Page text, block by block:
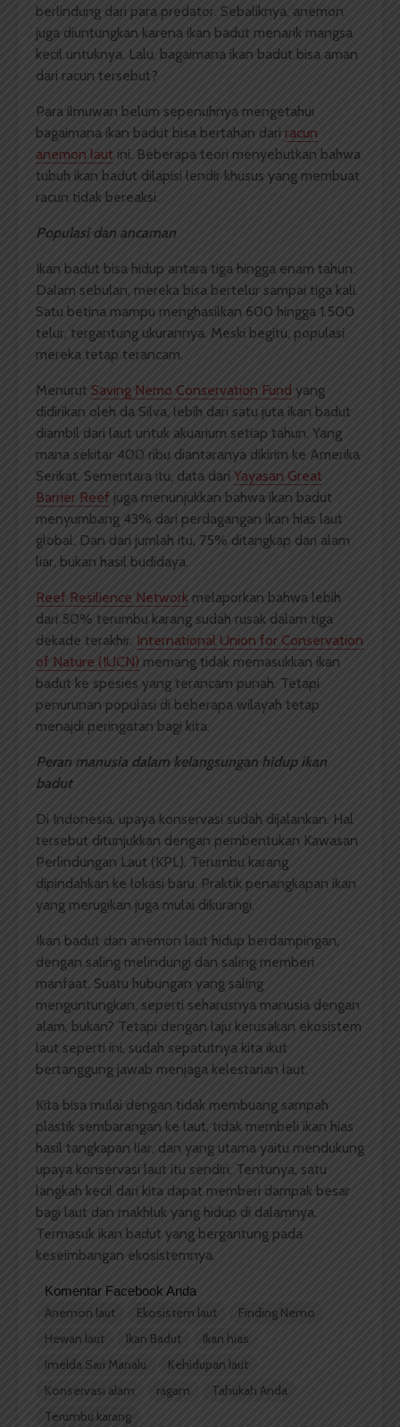
berlindung dari para predator. Sebaliknya, anemon
juga diuntungkan karena ikan badut menarik mangsa
kecil untuknya. Lalu, bagaimana ikan badut bisa aman
dari racun tersebut?
Para ilmuwan belum sepenuhnya mengetahui
bagaimana ikan badut bisa bertahan dari racun
anemon laut ini. Beberapa teori menyebutkan bahwa
tubuh ikan badut dilapisi lendir khusus yang membuat
racun tidak bereaksi.
Populasi dan ancaman
Ikan badut bisa hidup antara tiga hingga enam tahun.
Dalam sebulan, mereka bisa bertelur sampai tiga kali.
Satu betina mampu menghasilkan 600 hingga 1.500
telur, tergantung ukurannya. Meski begitu, populasi
mereka tetap terancam.
Menurut Saving Nemo Conservation Fund yang
didirikan oleh da Silva, lebih dari satu juta ikan badut
diambil dari laut untuk akuarium setiap tahun. Yang
mana sekitar 400 ribu diantaranya dikirim ke Amerika
Serikat. Sementara itu, data dari Yayasan Great
Barrier Reef juga menunjukkan bahwa ikan badut
menyumbang 43% dari perdagangan ikan hias laut
global. Dan dari jumlah itu, 75% ditangkap dari alam
liar, bukan hasil budidaya.
Reef Resilience Network melaporkan bahwa lebih
dari 50% terumbu karang sudah rusak dalam tiga
dekade terakhir. International Union for Conservation
of Nature (IUCN) memang tidak memasukkan ikan
badut ke spesies yang terancam punah. Tetapi
penurunan populasi di beberapa wilayah tetap
menajdi peringatan bagi kita.
Peran manusia dalam kelangsungan hidup ikan
badut
Di Indonesia, upaya konservasi sudah dijalankan. Hal
tersebut ditunjukkan dengan pembentukan Kawasan
Perlindungan Laut (KPL). Terumbu karang
dipindahkan ke lokasi baru. Praktik penangkapan ikan
yang merugikan juga mulai dikurangi.
Ikan badut dan anemon laut hidup berdampingan,
dengan saling melindungi dan saling memberi
manfaat. Suatu hubungan yang saling
menguntungkan, seperti seharusnya manusia dengan
alam, bukan? Tetapi dengan laju kerusakan ekosistem
laut seperti ini, sudah sepatutnya kita ikut
bertanggung jawab menjaga kelestarian laut.
Kita bisa mulai dengan tidak membuang sampah
plastik sembarangan ke laut, tidak membeli ikan hias
hasil tangkapan liar, dan yang utama yaitu mendukung
upaya konservasi laut itu sendiri. Tentunya, satu
langkah kecil dari kita dapat memberi dampak besar
bagi laut dan makhluk yang hidup di dalamnya.
Termasuk ikan badut yang bergantung pada
keseimbangan ekosistemnya.
Komentar Facebook Anda
Anemon laut Ekosistem laut
Finding Nemo
Hewan laut
Ikan Badut
Ikan hias
Imelda Sari Manalu
Kehidupan laut
Konservasi alam
ragam
Tahukah Anda
Terumbu karang